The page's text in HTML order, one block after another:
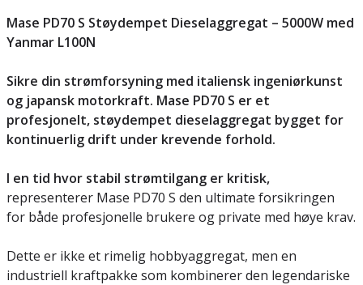
Mase PD70 S Støydempet Dieselaggregat – 5000W med
Yanmar L100N
Sikre din strømforsyning med italiensk ingeniørkunst
og japansk motorkraft. Mase PD70 S er et
profesjonelt, støydempet dieselaggregat bygget for
kontinuerlig drift under krevende forhold.
I en tid hvor stabil strømtilgang er kritisk,
representerer Mase PD70 S den ultimate forsikringen
for både profesjonelle brukere og private med høye krav.
Dette er ikke et rimelig hobbyaggregat, men en
industriell kraftpakke som kombinerer den legendariske